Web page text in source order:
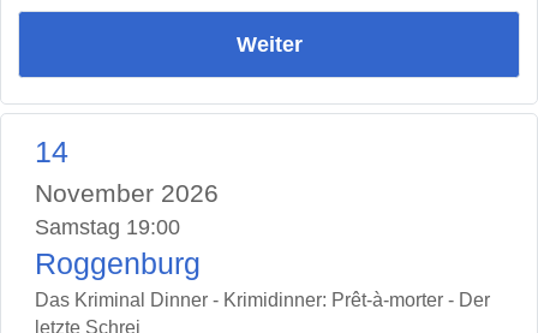
Weiter
14
November 2026
Samstag 19:00
Roggenburg
Das Kriminal Dinner - Krimidinner: Prêt-à-morter - Der
letzte Schrei